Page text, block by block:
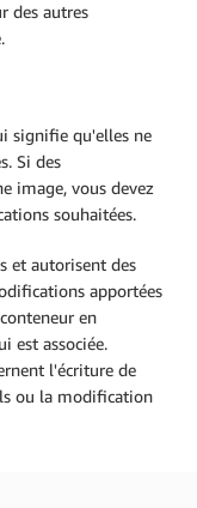
des autres
signifie qu'elles ne
Si des
image, vous devez
souhaitées.
et autorisent des
apportées
en
est associée.
l'écriture de
ou la modification